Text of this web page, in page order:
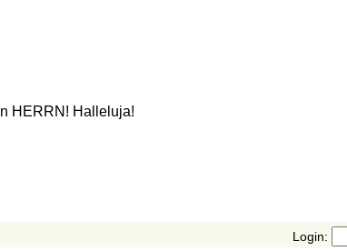
HERRN! Halleluja!
Login: